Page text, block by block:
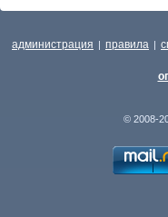
администрация | правила |
© 2008-